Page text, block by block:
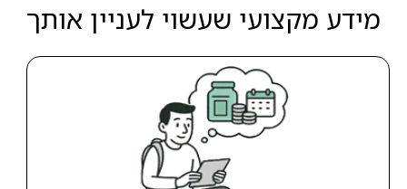
מידע מקצועי שעשוי לעניין אותך